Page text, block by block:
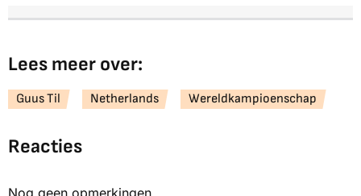
Lees meer over:
Guus Til Netherlands Wereldkampioenschap
Reacties